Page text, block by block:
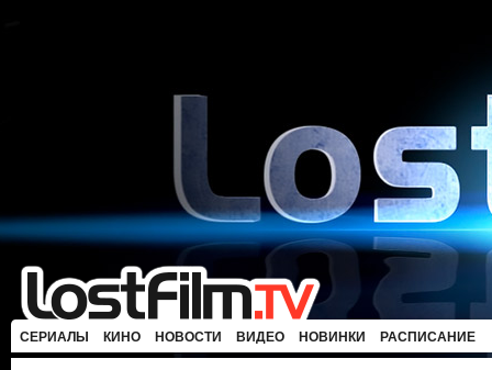
СЕРИАЛЫ КИНО НОВОСТИ ВИДЕО НОВИНКИ РАСПИСАНИЕ